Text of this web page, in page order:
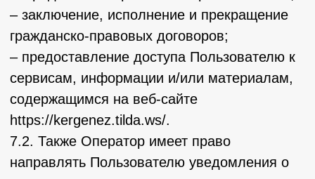
которых были собраны персональные
данные, если иной срок не предусмотрен
договором или действующим
законодательством.
Пользователь может в любой момент
отозвать свое согласие на обработку
персональных данных, направив Оператору
уведомление посредством электронной
почты на электронный адрес Оператора
info-kerzhenec@mail.ru с пометкой «Отзыв
согласия на обработку персональных